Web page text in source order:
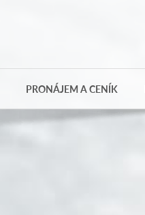
PRONÁJEM A CENÍK